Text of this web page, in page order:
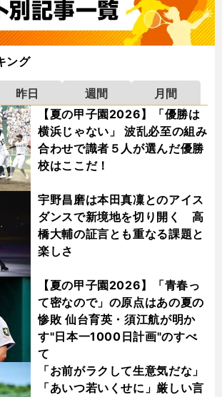
ング
昨日 週間
月間
【夏の甲子園2026】「優勝は
横浜じゃない」 波乱必至の組み
合わせで識者５人が選んだ優勝
校はここだ！
宇野昌磨は本田真凜とのアイス
ダンスで新境地を切り開く 高
橋大輔の証言とも重なる課題と
楽しさ
【夏の甲子園2026】「青春っ
て密なので」の原点はあの夏の
惨敗 仙台育英・須江航が明か
す"日本一1000日計画"のすべ
て
「お前がラクして生意気だな」
「あいつ若いくせに」厳しい言